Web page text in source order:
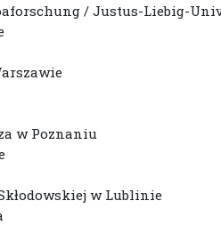
/ Justus-Liebig-
w Poznaniu
w Lublinie